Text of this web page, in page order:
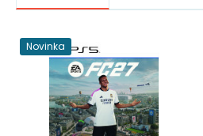
Novinka